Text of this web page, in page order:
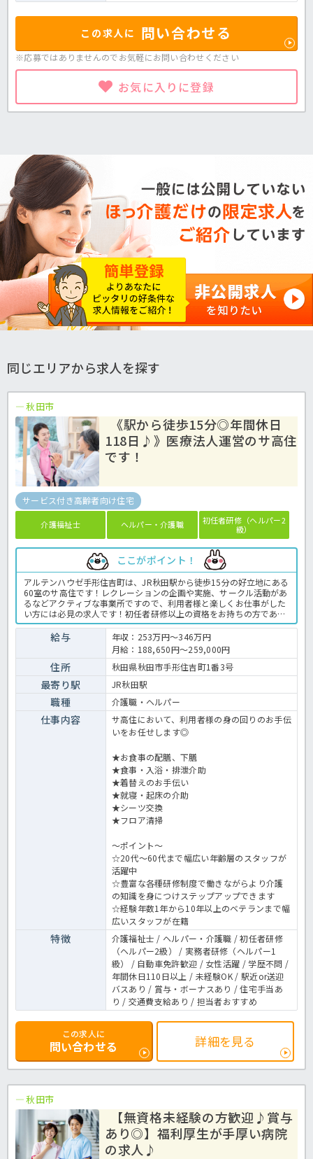
この求人に 問い合わせる
※応募ではありませんのでお気軽にお問い合わせください
お気に入りに登録
同じエリアから求人を探す
秋田市
《駅から徒歩15分◎年間休日
118日♪》医療法人運営のサ高住
です！
サービス付き高齢者向け住宅
介護福祉士 ヘルパー・介護職
初任者研修（ヘルパー2
級）
ここがポイント！
アルテンハウゼ手形住吉町は、JR秋田駅から徒歩15分の好立地にある
60室のサ高住です！レクレーションの企画や実施、サークル活動があ
るなどアクティブな事業所ですので、利用者様と楽しくお仕事がした
い方には必見の求人です！初任者研修以上の資格をお持ちの方であれ
ば経験は問いません。未経験の方でも丁寧に指導して頂ける安心の環
境です♪年間休日も118日ありますのでプライベートの時間も確保で
きる点もおすすめです！気になる方はほっ介護までお気軽にお問い合
わせください！サ高住での介護業務全般です。 ＜介護職 正職員 サ
高住の求人＞
給与
年収：253万円～346万円
月給：188,650円～259,000円
住所 秋田県秋田市手形住吉町1番3号
最寄り駅 JR秋田駅
職種 介護職・ヘルパー
仕事内容
サ高住において、利用者様の身の回りのお手伝
いをお任せします◎
★お食事の配膳、下膳
★食事・入浴・排泄介助
★着替えのお手伝い
★就寝・起床の介助
★シーツ交換
★フロア清掃
～ポイント～
☆20代～60代まで幅広い年齢層のスタッフが
活躍中
☆豊富な各種研修制度で働きながらより介護
の知識を身につけステップアップできます
☆経験年数1年から10年以上のベテランまで幅
広いスタッフが在籍
特徴
介護福祉士 / ヘルパー・介護職 / 初任者研修
（ヘルパー2級） / 実務者研修（ヘルパー1
級） / 自動車免許歓迎 / 女性活躍 / 学歴不問 /
年間休日110日以上 / 未経験OK / 駅近or送迎
バスあり / 賞与・ボーナスあり / 住宅手当あ
り / 交通費支給あり / 担当者おすすめ
この求人に
問い合わせる 詳細を見る
秋田市
【無資格未経験の方歓迎♪賞与
あり◎】福利厚生が手厚い病院
の求人♪